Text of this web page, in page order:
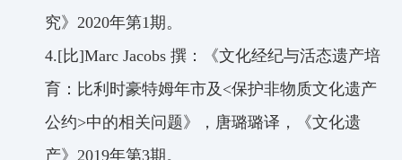
究》2020年第1期。
4.[比]Marc Jacobs撰：《文化经纪与活态遗产培
育：比利时豪特姆年市及 <保护非物质文化遗产
公约>中的相关问题》，唐璐璐译，《文化遗
产》2019年第3期。